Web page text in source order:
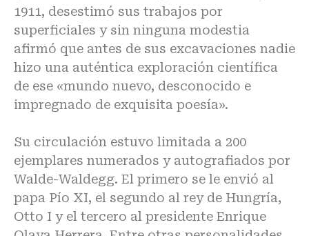
1911, desestimó sus trabajos por
superficiales y sin ninguna modestia
afirmó que antes de sus excavaciones nadie
hizo una auténtica exploración científica
de ese «mundo nuevo, desconocido e
impregnado de exquisita poesía».
Su circulación estuvo limitada a 200
ejemplares numerados y autografiados por
Walde-Waldegg. El primero se le envió al
papa Pío XI, el segundo al rey de Hungría,
Otto I y el tercero al presidente Enrique